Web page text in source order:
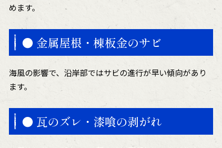
めます。
● 金属屋根・棟板金のサビ
海風の影響で、沿岸部ではサビの進行が早い傾向があり
ます。
● 瓦のズレ・漆喰の剥がれ